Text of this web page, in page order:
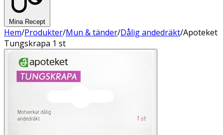
Mina Recept
Hem/Produkter/Mun & tänder/Dålig andedräkt/Apoteket
Tungskrapa 1 st